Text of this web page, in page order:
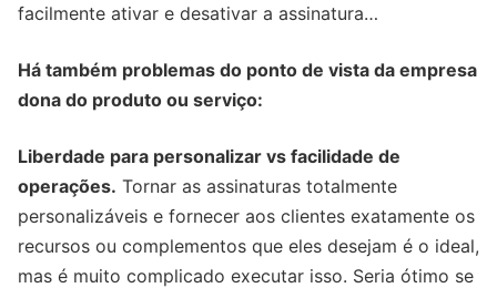
facilmente ativar e desativar a assinatura…
Há também problemas do ponto de vista da empresa
dona do produto ou serviço:
Liberdade para personalizar vs facilidade de
operações. Tornar as assinaturas totalmente
personalizáveis ​​e fornecer aos clientes exatamente os
recursos ou complementos que eles desejam é o ideal,
mas é muito complicado executar isso. Seria ótimo se